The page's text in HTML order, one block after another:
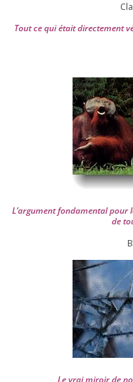
Tout ce qui était direc­te­ment
L’argument fon­da­men­tal pour
de
Le vrai miroir de